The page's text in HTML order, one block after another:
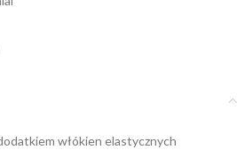
włókien elastycznych